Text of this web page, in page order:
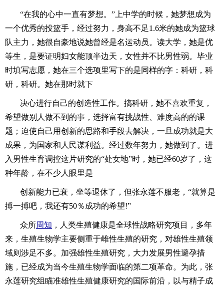
“在我的心中一直有梦想。”上中学的时候，她梦想成为
一个优秀的投篮手，经过努力，身高不足1.6米的她成为篮球
队主力，她很自豪地说她曾经是名运动员。读大学，她是优
等生，是要证明妇女能顶半边天，女性并不比男性弱。毕业
时填写志愿，她在三个选项里写下的是同样的字：科研，科
研，科研。她在那时就下
决心进行自己的创造性工作。搞科研，她不喜欢重复，
希望做别人做不到的事，选择富有挑战性、难度高的的课
题；迫使自己用创新的思路和手段去解决，一旦成功就是大
成果，为国家和人民谋利益。经过数年努力，她做到了。进
入男性生育调控这片研究的“处女地”时，她已经60岁了，这
种年龄，在不少人眼里是
创新能力已衰，坐等退休了，但张永莲不服老，“就算是
搏一搏吧，我还有50％成功的希望!”
众所周知 ，人类生殖健康是全球性战略研究项目，多年
来，生殖生物学主要侧重于雌性生殖的研究，对雄性生殖领
域则涉足不多。加强雄性生殖研究，大力发展男性避孕措
施，已经成为当今生殖生物学面临的第二项革命。为此，张
永莲研究组瞄准雄性生殖健康研究的国际前沿，以与精子成